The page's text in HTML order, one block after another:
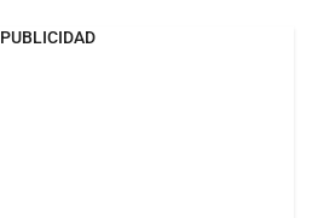
PUBLICIDAD